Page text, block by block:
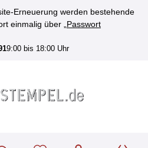
Erneuerung werden bestehende
einmalig über „ Passwort
9:00 bis 18:00 Uhr